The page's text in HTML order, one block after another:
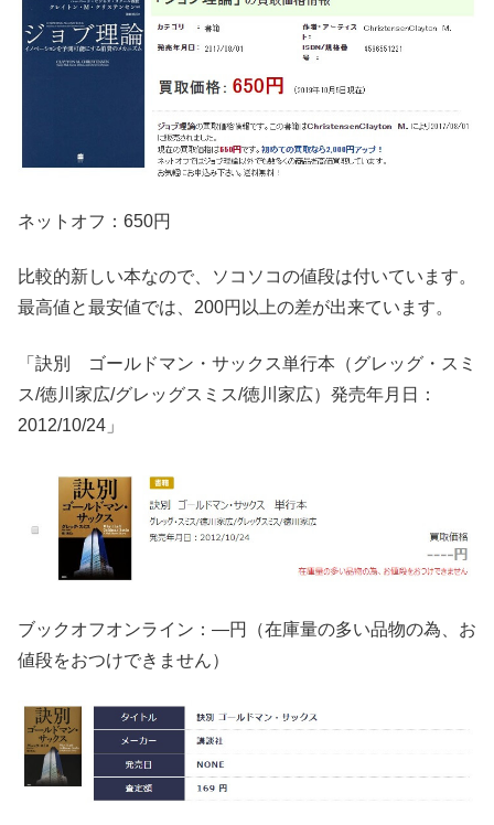
ネットオフ：650円
比較的新しい本なので、ソコソコの値段は付いています。
最高値と最安値では、200円以上の差が出来ています。
「訣別 ゴールドマン・サックス単行本（グレッグ・スミ
ス/徳川家広/グレッグスミス/徳川家広）発売年月日：
2012/10/24」
ブックオフオンライン：—円（在庫量の多い品物の為、お
値段をおつけできません）